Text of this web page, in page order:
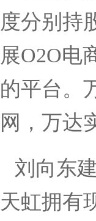
度分别持
展O2O电
的平台。
网，万达
刘向东
天虹拥有